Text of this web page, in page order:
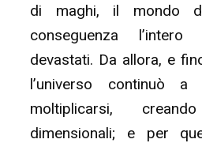
di maghi, il mondo
conseguenza
devastati. Da allora, e
l’universo continuò
moltiplicarsi,
dimensionali; e per